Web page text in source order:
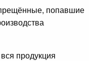
попавшие
продукция